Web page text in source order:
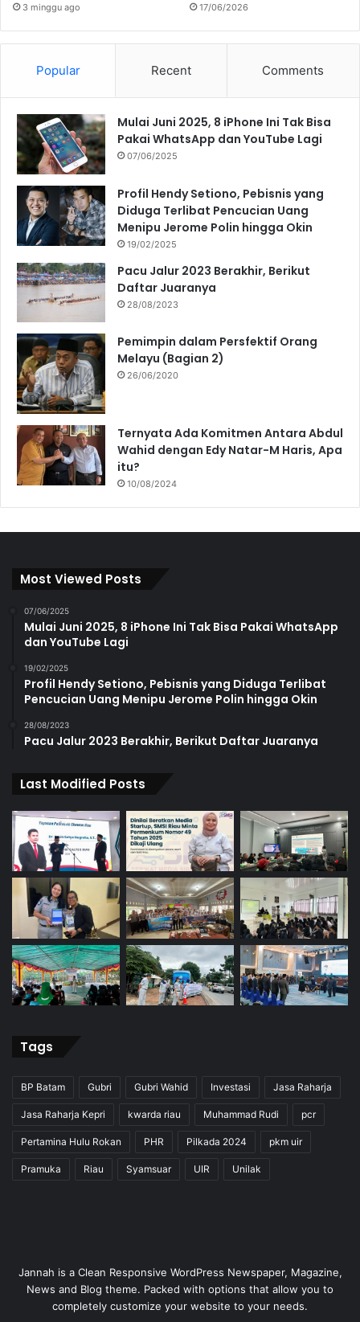
3 minggu ago 17/06/2026
Popular Recent Comments
Mulai Juni 2025, 8 iPhone Ini Tak Bisa
Pakai WhatsApp dan YouTube Lagi
07/06/2025
Profil Hendy Setiono, Pebisnis yang
Diduga Terlibat Pencucian Uang
Menipu Jerome Polin hingga Okin
19/02/2025
Pacu Jalur 2023 Berakhir, Berikut
Daftar Juaranya
28/08/2023
Pemimpin dalam Persfektif Orang
Melayu (Bagian 2)
26/06/2020
Ternyata Ada Komitmen Antara Abdul
Wahid dengan Edy Natar-M Haris, Apa
itu?
10/08/2024
Most Viewed Posts
07/06/2025
Mulai Juni 2025, 8 iPhone Ini Tak Bisa Pakai WhatsApp
dan YouTube Lagi
19/02/2025
Profil Hendy Setiono, Pebisnis yang Diduga Terlibat
Pencucian Uang Menipu Jerome Polin hingga Okin
28/08/2023
Pacu Jalur 2023 Berakhir, Berikut Daftar Juaranya
Last Modified Posts
Tags
BP Batam Gubri Gubri Wahid Investasi Jasa Raharja
Jasa Raharja Kepri kwarda riau Muhammad Rudi pcr
Pertamina Hulu Rokan PHR Pilkada 2024 pkm uir
Pramuka Riau Syamsuar UIR Unilak
Jannah is a Clean Responsive WordPress Newspaper, Magazine,
News and Blog theme. Packed with options that allow you to
completely customize your website to your needs.